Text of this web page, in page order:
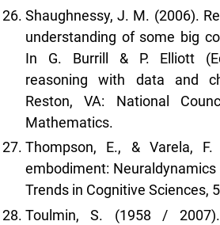
Shaughnessy, J. M. (2006).
understanding of some big
In G. Burrill & P. Elliott
reasoning with data and
Reston, VA: National
Mathematics.
Thompson, E., & Varela, F.
embodiment:
Trends in Cognitive Sciences,
Toulmin, S. (1958 /